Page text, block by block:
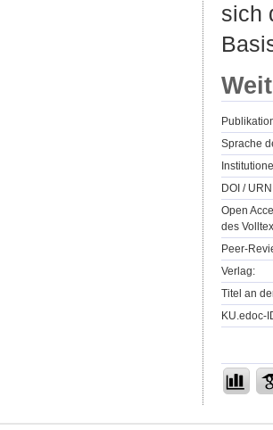
sich
Sprache
DOI /
Open
des
Peer-
Verlag:
Titel an
KU.edoc-